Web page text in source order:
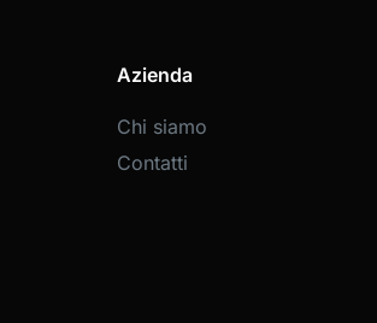
Azienda
Chi siamo
Contatti